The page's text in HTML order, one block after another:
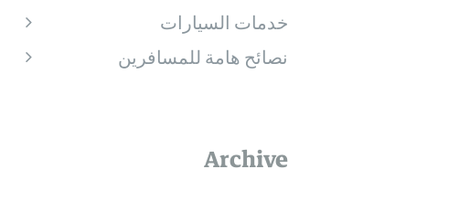
خدمات السيارات
نصائح هامة للمسافرين
Archive